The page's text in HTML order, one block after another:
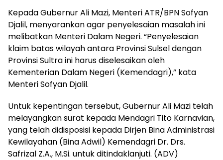
Kepada Gubernur Ali Mazi, Menteri ATR/BPN Sofyan
Djalil, menyarankan agar penyelesaian masalah ini
melibatkan Menteri Dalam Negeri. “Penyelesaian
klaim batas wilayah antara Provinsi Sulsel dengan
Provinsi Sultra ini harus diselesaikan oleh
Kementerian Dalam Negeri (Kemendagri),” kata
Menteri Sofyan Djalil.
Untuk kepentingan tersebut, Gubernur Ali Mazi telah
melayangkan surat kepada Mendagri Tito Karnavian,
yang telah didisposisi kepada Dirjen Bina Administrasi
Kewilayahan (Bina Adwil) Kemendagri Dr. Drs.
Safrizal Z.A., M.Si. untuk ditindaklanjuti. (ADV)